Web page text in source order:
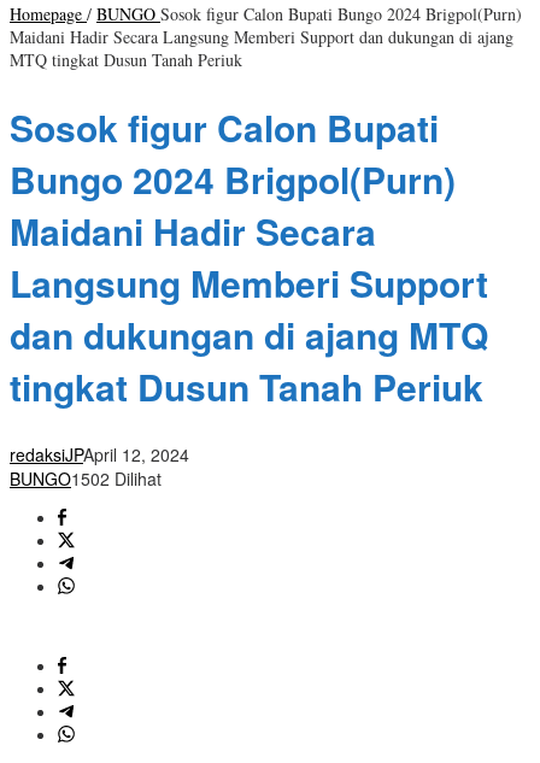
Homepage / BUNGO Sosok figur Calon Bupati Bungo 2024 Brigpol(Purn)
Maidani Hadir Secara Langsung Memberi Support dan dukungan di ajang
MTQ tingkat Dusun Tanah Periuk
Sosok figur Calon Bupati
Bungo 2024 Brigpol(Purn)
Maidani Hadir Secara
Langsung Memberi Support
dan dukungan di ajang MTQ
tingkat Dusun Tanah Periuk
redaksiJPApril 12, 2024
BUNGO1502 Dilihat